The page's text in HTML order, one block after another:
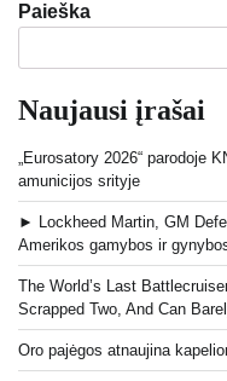
Paieška
Naujausi įrašai
„Eurosatory 2026“ parodoje
amunicijos srityje
► Lockheed Martin, GM
Amerikos gamybos ir
The World’s Last
Scrapped Two, And Can
Oro pajėgos atnaujina